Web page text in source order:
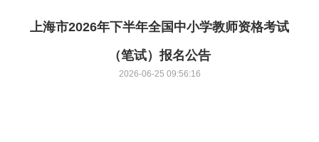
上海市2026年下半年全国中小学教师资格考试
（笔试）报名公告
2026-06-25 09:56:16